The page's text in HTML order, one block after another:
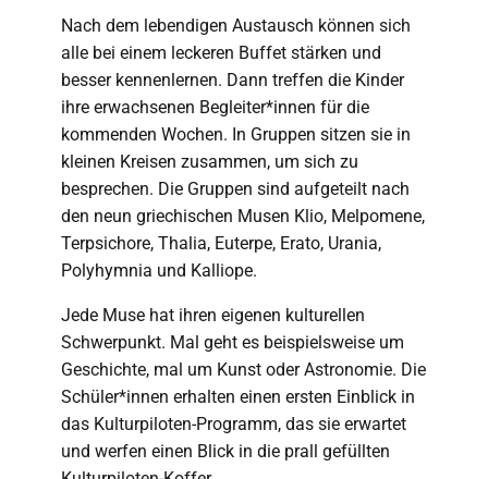
Nach dem lebendigen Austausch können sich
alle bei einem leckeren Buffet stärken und
besser kennenlernen. Dann treffen die Kinder
ihre erwachsenen Begleiter*innen für die
kommenden Wochen. In Gruppen sitzen sie in
kleinen Kreisen zusammen, um sich zu
besprechen. Die Gruppen sind aufgeteilt nach
den neun griechischen Musen Klio, Melpomene,
Terpsichore, Thalia, Euterpe, Erato, Urania,
Polyhymnia und Kalliope.
Jede Muse hat ihren eigenen kulturellen
Schwerpunkt. Mal geht es beispielsweise um
Geschichte, mal um Kunst oder Astronomie. Die
Schüler*innen erhalten einen ersten Einblick in
das Kulturpiloten-Programm, das sie erwartet
und werfen einen Blick in die prall gefüllten